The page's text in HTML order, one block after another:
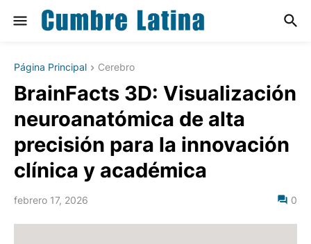
Página Principal Cerebro
BrainFacts 3D: Visualización
neuroanatómica de alta
precisión para la innovación
clínica y académica
febrero 17, 2026 0